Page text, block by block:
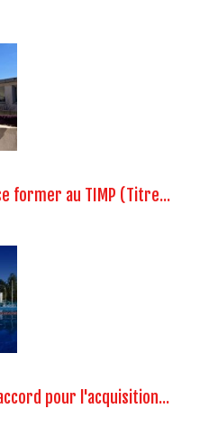
former au TIMP (Titre...
pour l'acquisition...